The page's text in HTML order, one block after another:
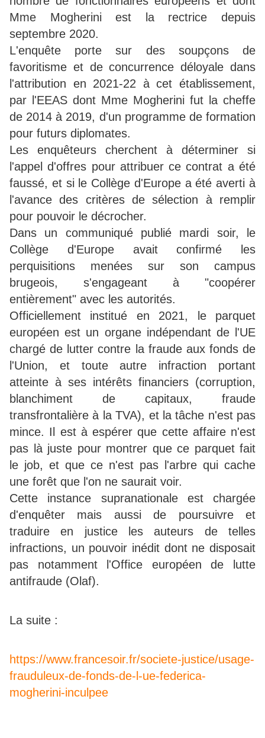
Mme Mogherini est la rectrice depuis
septembre 2020.
L'enquête porte sur des soupçons de
favoritisme et de concurrence déloyale dans
l'attribution en 2021-22 à cet établissement,
par l'EEAS dont Mme Mogherini fut la cheffe
de 2014 à 2019, d'un programme de formation
pour futurs diplomates.
Les enquêteurs cherchent à déterminer si
l'appel d'offres pour attribuer ce contrat a été
faussé, et si le Collège d'Europe a été averti à
l'avance des critères de sélection à remplir
pour pouvoir le décrocher.
Dans un communiqué publié mardi soir, le
Collège d'Europe avait confirmé les
perquisitions menées sur son campus
brugeois, s'engageant à "coopérer
entièrement" avec les autorités.
Officiellement institué en 2021, le parquet
européen est un organe indépendant de l'UE
chargé de lutter contre la fraude aux fonds de
l'Union, et toute autre infraction portant
atteinte à ses intérêts financiers (corruption,
blanchiment de capitaux, fraude
transfrontalière à la TVA), et la tâche n'est pas
mince. Il est à espérer que cette affaire n'est
pas là juste pour montrer que ce parquet fait
le job, et que ce n'est pas l'arbre qui cache
une forêt que l'on ne saurait voir.
Cette instance supranationale est chargée
d'enquêter mais aussi de poursuivre et
traduire en justice les auteurs de telles
infractions, un pouvoir inédit dont ne disposait
pas notamment l'Office européen de lutte
antifraude (Olaf).
La suite :
https://www.francesoir.fr/societe-justice/usage-
frauduleux-de-fonds-de-l-ue-federica-
mogherini-inculpee